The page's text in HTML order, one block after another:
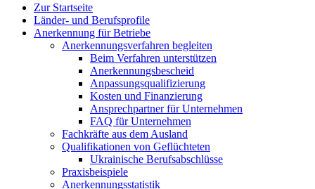
Zur Startseite
Länder- und Berufsprofile
Anerkennung für Betriebe
Anerkennungsverfahren begleiten
Beim Verfahren unterstützen
Anerkennungsbescheid
Anpassungsqualifizierung
Kosten und Finanzierung
Ansprechpartner für Unternehmen
FAQ für Unternehmen
Fachkräfte aus dem Ausland
Qualifikationen von Geflüchteten
Ukrainische Berufsabschlüsse
Praxisbeispiele
Anerkennungsstatistik